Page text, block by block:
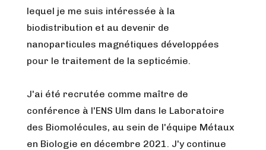
lequel je me suis intéressée à la
biodistribution et au devenir de
nanoparticules magnétiques développées
pour le traitement de la septicémie.
J'ai été recrutée comme maître de
conférence à l'ENS Ulm dans le Laboratoire
des Biomolécules, au sein de l'équipe Métaux
en Biologie en décembre 2021. J'y continue